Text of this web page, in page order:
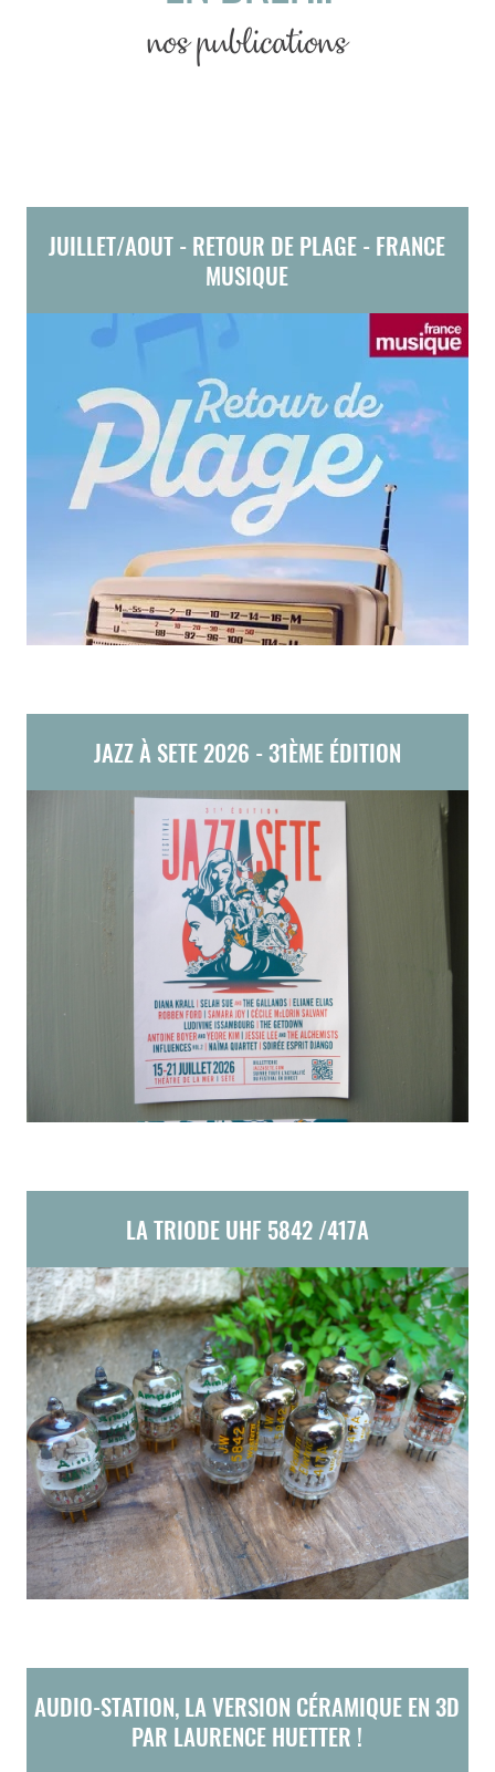
nos publications
JUILLET/AOUT - RETOUR DE PLAGE - FRANCE
MUSIQUE
JAZZ À SETE 2026 - 31ÈME ÉDITION
LA TRIODE UHF 5842 /417A
AUDIO-STATION, LA VERSION CÉRAMIQUE EN 3D
PAR LAURENCE HUETTER !